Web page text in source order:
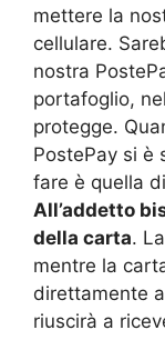
mettere la
cellulare.
nostra
portafoglio,
protegge.
PostePay si è
fare è quella
All’addetto
della carta.
mentre la
direttamente
riuscirà a